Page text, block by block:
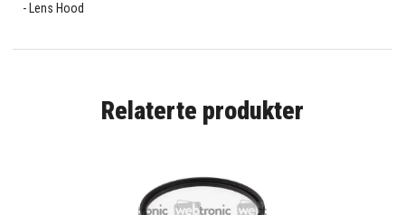
Lens Hood
Relaterte produkter